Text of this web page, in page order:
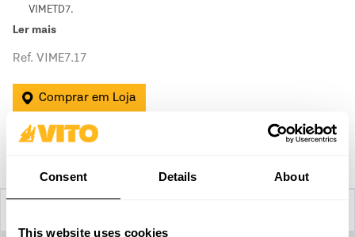
Consent Details About
This website uses cookies
VIMETD7.
Ler mais
Ref. VIME7.17
Comprar em Loja